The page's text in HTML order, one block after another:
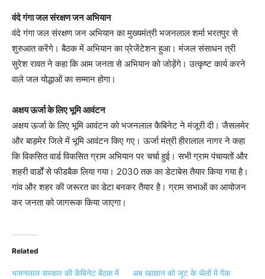
वंदे गंगा जल संरक्षण जन अभियान
वंदे गंगा जल संरक्षण जन अभियान का मुख्यमंत्री भजनलाल शर्मा भरतपुर से
शुरुआत करेंगे। बैठक में अभियान का प्रेजेंटेशन हुआ। मंजल संसाधन त्री
सुरेश रावत ने कहा कि आम जनता से अभियान को जोड़ेंगे। उत्कृष्ट कार्य करने
वाले जल योद्धाओं का सम्मान होगा।
अक्षय ऊर्जा के लिए भूमि आवंटन
अक्षय ऊर्जा के लिए भूमि आवंटन को भजनलाल कैबिनेट ने मंजूरी दी। जैसलमेर
और बाड़मेर जिले में भूमि आवंटन किए गए। ऊर्जा मंत्री हीरालाल नागर ने कहा
कि विकसित वार्ड विकसित ग्राम अभियान पर चर्चा हुई। सभी ग्राम पंचायतों और
शहरी वार्डों से फीडबैक लिया गया। 2030 तक का डेटाबेस तैयार किया गया है।
गांव और शहर की जरूरत का डेटा बनकर तैयार है। ग्राम सभाओं का आयोजन
कर जनता को जागरूक किया जाएगा।
Related
भजनलाल सरकार की कैबिनेट बैठक में
अब खाद्यान को जूट के थैलों में पैक